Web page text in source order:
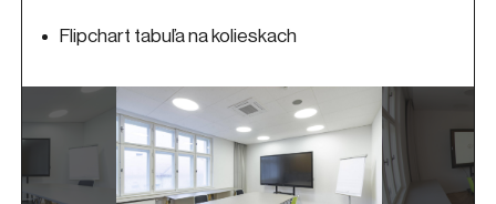
Flipchart tabuľa na kolieskach